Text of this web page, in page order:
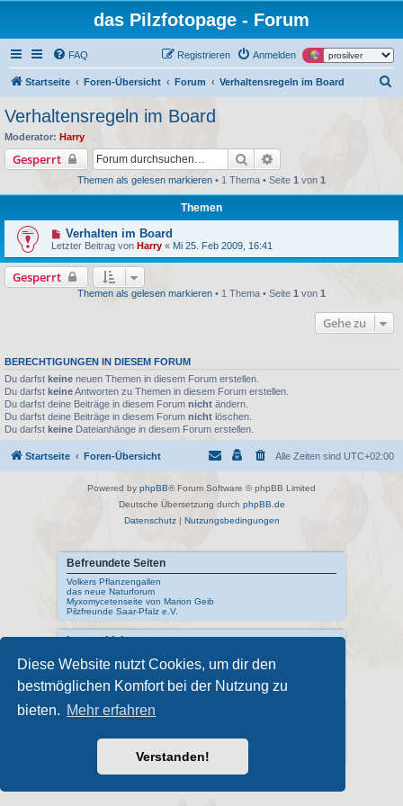
Diese Website nutzt Cookies, um dir den
bestmöglichen Komfort bei der Nutzung zu
bieten. Mehr erfahren
Verstanden!
das Pilzfotopage - Forum
FAQ Anmelden
Registrieren
Startseite Foren-Übersicht Forum Verhaltensregeln im Board
Verhaltensregeln im Board
Moderator: Harry
Gesperrt Suche
Themen als gelesen markieren • 1 Thema • Seite 1 von 1
Themen
Verhalten im Board
Letzter Beitrag von Harry « Mi 25. Feb 2009, 16:41
Gesperrt
Themen als gelesen markieren • 1 Thema • Seite 1 von 1
Gehe zu
BERECHTIGUNGEN IN DIESEM FORUM
Du darfst keine neuen Themen in diesem Forum erstellen.
Du darfst keineAntworten zu Themen in diesem Forum erstellen.
Du darfst deine Beiträge in diesem Forum nicht ändern.
Du darfst deine Beiträge in diesem Forum nicht löschen.
Du darfst keine Dateianhänge in diesem Forum erstellen.
Startseite Foren-Übersicht Alle Zeiten sind UTC+02:00
Powered by phpBB® Forum Software © phpBB Limited
Deutsche Übersetzung durch phpBB.de
Datenschutz| Nutzungsbedingungen
Befreundete Seiten
Volkers Pflanzengallen
das neue Naturforum
Myxomycetenseite von Marion Geib
Pilzfreunde Saar-Pfalz e.V.
Interne Links
Mykologisches Lexikon
meine Naturfotos
Pilzfotopage - Suchmaschine
Externe Links
Deutsche Gesellschaft für Mykologie